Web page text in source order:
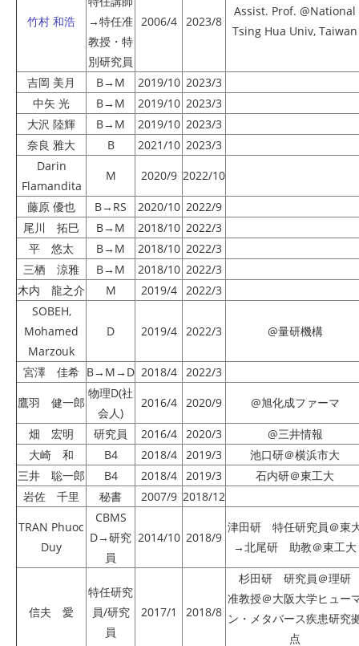
竹村 和浩
→特任准
教授・特
別研究員
2006/4 2023/8
Assist. Prof. @National
Tsing Hua Univ, Taiwan
吉岡 美月 B→M 2019/10 2023/3
中矢 光
B→M 2019/10 2023/3
大沢 陸輝
B→M 2019/10 2023/3
奈良 雅大
B 2021/10 2023/3
Darin
Flamandita
M 2020/9 2022/10
藤原 優也 B→RS 2020/10 2022/9
尾川 拓巳
B→M 2018/10 2022/3
平 悠太
B→M 2018/10 2022/3
三栖 涼雅
B→M 2018/10 2022/3
木内 龍之介
M 2019/4
2022/3
SOBEH,
Mohamed
Marzouk
D 2019/4 2022/3 @量研機構
宮澤 佳希 B→M→D 2018/4
2022/3
鷹羽 健一郎
物理D(社
会人)
2016/4 2020/9 @旭化成ファーマ
畑 宏明 研究員 2016/4 2020/3
@三井情報
大崎 和
B4 2018/4 2019/3
池口研＠横浜市大
三井 聡一郎
B4 2018/4 2019/3
石内研＠東工大
岩佐 千里
秘書 2007/9 2018/12
TRAN Phuoc
Duy
CBMS
D→研究
員
2014/10 2018/9
津田研 特任研究員＠東
→北尾研 助教＠東工大
信夫 愛
特任研究
員/研究
員
2017/1 2018/8
杉田研 研究員＠理研
准教授＠大阪大学ヒュー
ン・メタバース疾患研究
点